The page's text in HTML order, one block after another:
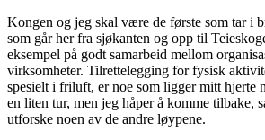
Kongen og jeg skal være de første som tar i
som går her fra sjøkanten og opp til
eksempel på godt samarbeid mellom
virksomheter. Tilrettelegging for fysisk
spesielt i friluft, er noe som ligger mitt hjerte
en liten tur, men jeg håper å komme tilbake,
utforske noen av de andre løypene.